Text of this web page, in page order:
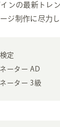
ンの最新トレ
ジ制作に尽力し
定
ーター AD
ーター 3級